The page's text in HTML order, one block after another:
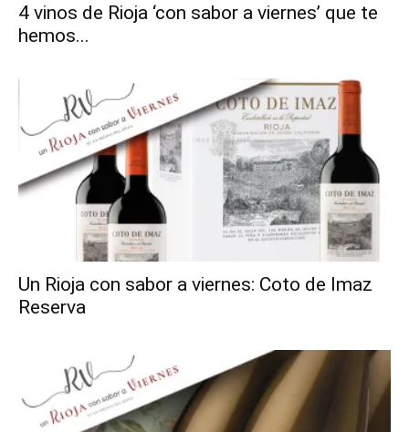
4 vinos de Rioja ‘con sabor a viernes’ que te
hemos...
Un Rioja con sabor a viernes: Coto de Imaz
Reserva